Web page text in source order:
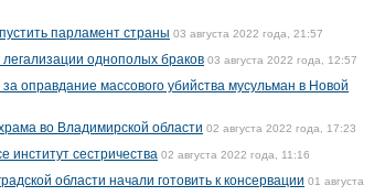
парламент страны 03 августа 2022 года, 21:57
однополых браков 03 августа 2022 года, 12:57
оправдание массового убийства мусульман в Новой
во Владимирской области 02 августа 2022 года, 17:23
институт сестричества 02 августа 2022 года, 11:16
области начали готовить к консервации 01 августа